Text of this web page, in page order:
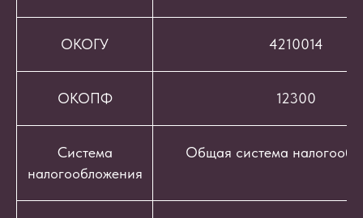
ОКОГУ 4210014
ОКОПФ 12300
Система
налогообложения
Общая система